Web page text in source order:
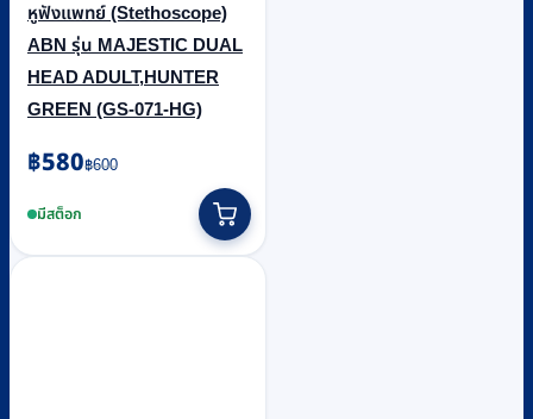
หูฟังแพทย์ (Stethoscope)
ABN รุ่น MAJESTIC DUAL
HEAD ADULT,HUNTER
GREEN (GS-071-HG)
฿600
Original
was:
฿580
Current
is:มีสต็อก